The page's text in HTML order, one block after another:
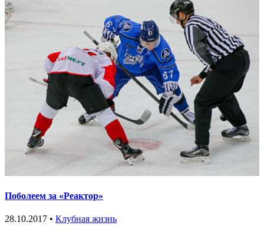
Поболеем за «Реактор»
28.10.2017 • Клубная жизнь